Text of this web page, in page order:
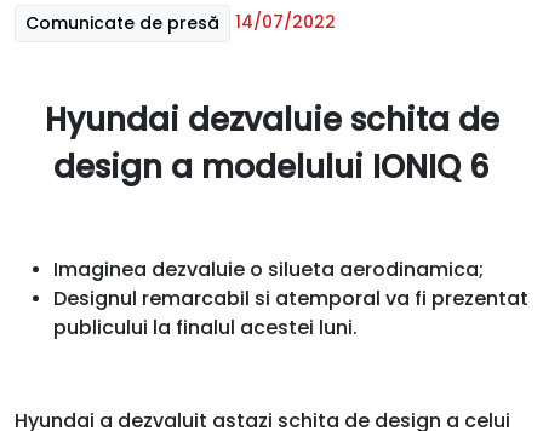
Comunicate de presă 14/07/2022
Hyundai dezvaluie schita de
design a modelului IONIQ 6
Imaginea dezvaluie o silueta aerodinamica;
Designul remarcabil si atemporal va fi prezentat
publicului la finalul acestei luni.
Hyundai a dezvaluit astazi schita de design a celui